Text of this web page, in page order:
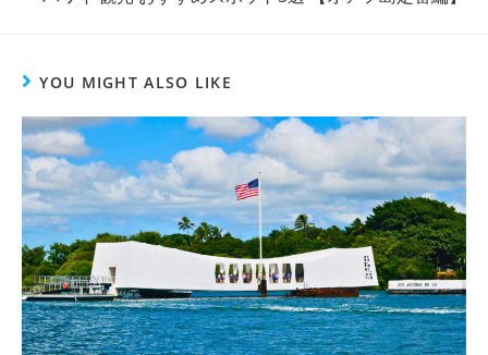
YOU MIGHT ALSO LIKE